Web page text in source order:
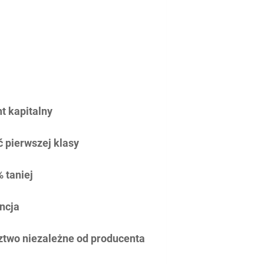
kapitalny
pierwszej klasy
taniej
niezależne od producenta